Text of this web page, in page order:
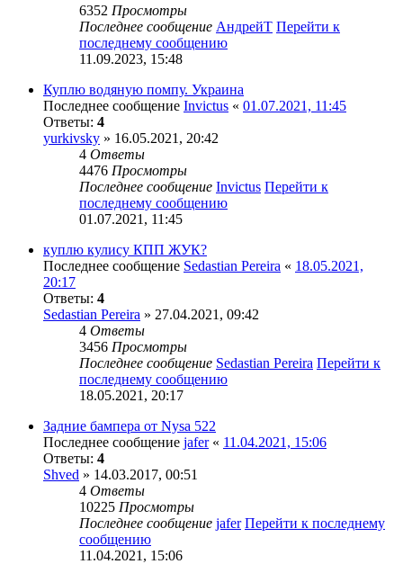
6352 Просмотры
Последнее сообщение АндрейТ Перейти к
последнему сообщению
11.09.2023, 15:48
Куплю водяную помпу. Украина
Последнее сообщение Invictus « 01.07.2021, 11:45
Ответы: 4
yurkivsky » 16.05.2021, 20:42
4 Ответы
4476 Просмотры
Последнее сообщение Invictus Перейти к
последнему сообщению
01.07.2021, 11:45
куплю кулису КПП ЖУК?
Последнее сообщение Sedastian Pereira « 18.05.2021,
20:17
Ответы: 4
Sedastian Pereira » 27.04.2021, 09:42
4 Ответы
3456 Просмотры
Последнее сообщение Sedastian Pereira Перейти к
последнему сообщению
18.05.2021, 20:17
Задние бампера от Nysa 522
Последнее сообщение jafer« 11.04.2021, 15:06
Ответы: 4
Shved » 14.03.2017, 00:51
4 Ответы
10225 Просмотры
Последнее сообщение jafer Перейти к последнему
сообщению
11.04.2021, 15:06